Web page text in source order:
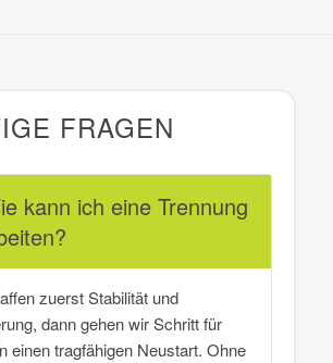
FRAGEN
kann ich eine Trennung
zuerst Stabilität und
dann gehen wir Schritt für
einen tragfähigen Neustart. Ohne